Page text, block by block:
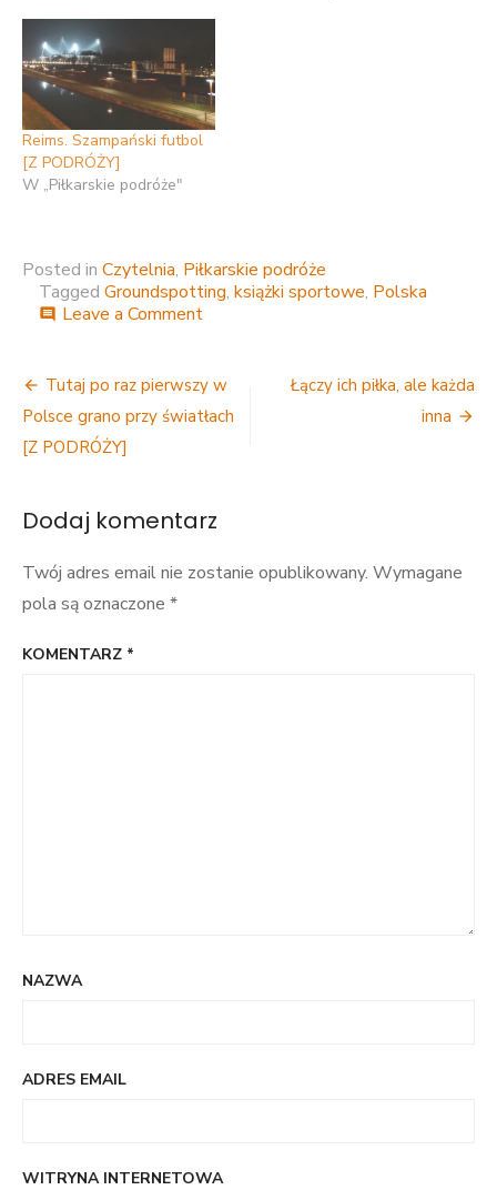
Reims. Szampański futbol
[Z PODRÓŻY]
W „Piłkarskie podróże"
Posted in Czytelnia, Piłkarskie podróże
Tagged Groundspotting, książki sportowe, Polska
comment Leave a Commenton
[RECENZJA]
Nawigacja
wpisu
Tutaj po raz pierwszy w
Polsce grano przy światłach
[Z PODRÓŻY]
Łączy ich piłka, ale każda
inna
Dodaj komentarz
Twój adres email nie zostanie opublikowany. Wymagane
pola są oznaczone *
KOMENTARZ *
NAZWA
ADRES EMAIL
WITRYNA INTERNETOWA